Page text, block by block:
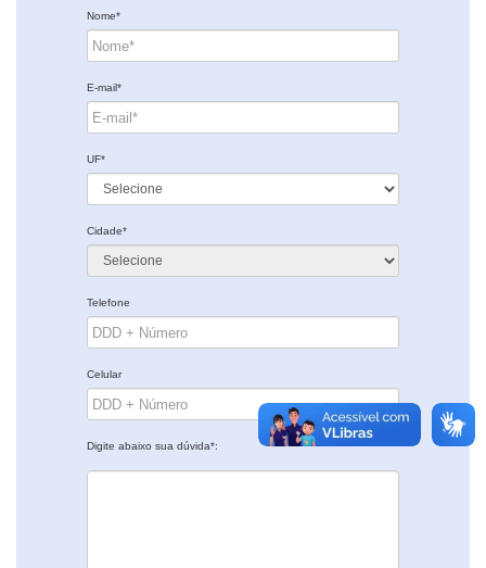
Nome*
E-mail*
UF*
Cidade*
Telefone
Celular
Digite abaixo sua dúvida*: